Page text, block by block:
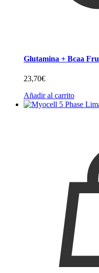
Glutamina + Bcaa
23,70€
Añadir al carrito